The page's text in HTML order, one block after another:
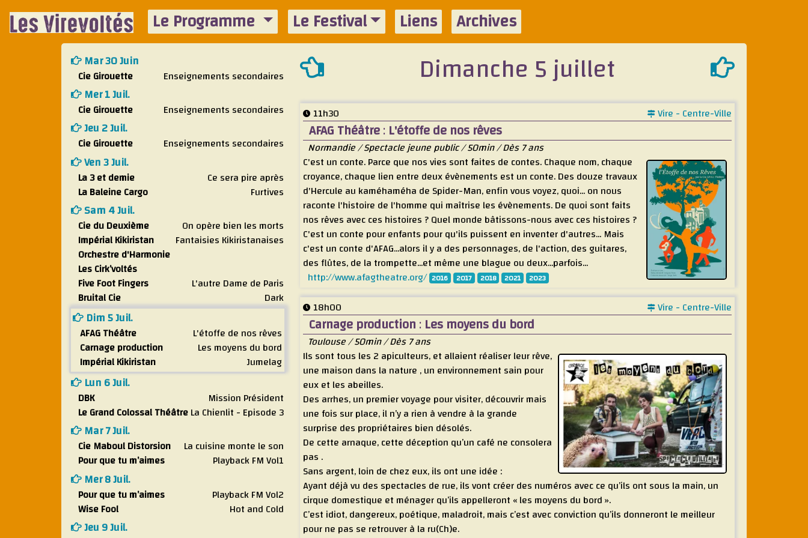
Le Programme Le Festival Liens Archives
Mar 30 Juin
Cie Girouette Enseignements secondaires
Mer 1 Juil.
Cie Girouette Enseignements secondaires
Jeu 2 Juil.
Cie Girouette Enseignements secondaires
Ven 3 Juil.
La 3 et demie
Ce sera pire après
La Baleine Cargo
Furtives
Sam 4 Juil.
Cie du Deuxième
On opère bien les morts
Impérial Kikiristan
Fantaisies Kikiristanaises
Orchestre d'Harmonie
Les Cirk’voltés
Five Foot Fingers
L'autre Dame de Paris
Bruital Cie
Dark
Dim 5 Juil.
AFAG Théâtre
L'étoffe de nos rêves
Carnage production
Les moyens du bord
Impérial Kikiristan
Jumelag
Lun 6 Juil.
DBK
Mission Président
Le Grand Colossal ThéâtreLa Chienlit - Episode 3
Mar 7 Juil.
Cie Maboul Distorsion
La cuisine monte le son
Pour que tu m’aimes
Playback FM Vol1
Mer 8 Juil.
Pour que tu m’aimes
Playback FM Vol2
Wise Fool
Hot and Cold
Jeu 9 Juil.
Dimanche 5 juillet
11h30 Vire - Centre-Ville
AFAG Théâtre:L'étoffe de nos rêves
Normandie / Spectacle jeune public / 50min / Dès 7 ans
C'est un conte. Parce que nos vies sont faites de contes. Chaque nom, chaque
croyance, chaque lien entre deux évènements est un conte. Des douze travaux
d'Hercule au kaméhaméha de Spider-Man, enfin vous voyez, quoi... on nous
raconte l'histoire de l'homme qui maîtrise les évènements. De quoi sont faits
nos rêves avec ces histoires ? Quel monde bâtissons-nous avec ces histoires ?
C'est un conte pour enfants pour qu'ils puissent en inventer d'autres... Mais
c'est un conte d'AFAG...alors il y a des personnages, de l'action, des guitares,
des flûtes, de la trompette...et même une blague ou deux...parfois...
http://www.afagtheatre.org/ 2016 2017 2018 2021 2023
18h00 Vire - Centre-Ville
Carnage production:Les moyens du bord
Toulouse / 50min / Dès 7 ans
Ils sont tous les 2 apiculteurs, et allaient réaliser leur rêve,
une maison dans la nature , un environnement sain pour
eux et les abeilles.
Des arrhes, un premier voyage pour visiter, découvrir mais
une fois sur place, il n’y a rien à vendre à la grande
surprise des propriétaires bien désolés.
De cette arnaque, cette déception qu’un café ne consolera
pas .
Sans argent, loin de chez eux, ils ont une idée :
Ayant déjà vu des spectacles de rue, ils vont créer des numéros avec ce qu’ils ont sous la main, un
cirque domestique et ménager qu’ils appelleront « les moyens du bord ».
C’est idiot, dangereux, poétique, maladroit, mais c’est avec conviction qu’ils donneront le meilleur
pour ne pas se retrouver à la ru(Ch)e.